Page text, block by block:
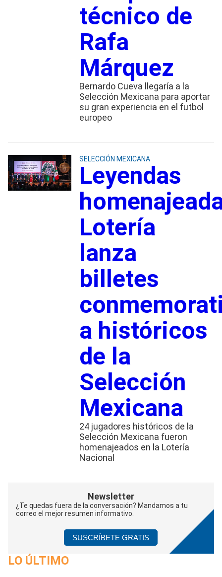
técnico de
Rafa
Márquez
Bernardo Cueva llegaría a la
Selección Mexicana para aportar
su gran experiencia en el futbol
europeo
SELECCIÓN MEXICANA
Leyendas
Lotería
lanza
billetes
a históricos
de la
Selección
Mexicana
24 jugadores históricos de la
Selección Mexicana fueron
homenajeados en la Lotería
Nacional
Newsletter
¿Te quedas fuera de la conversación? Mandamos a tu
correo el mejor resumen informativo.
SUSCRÍBETE GRATIS
LO ÚLTIMO